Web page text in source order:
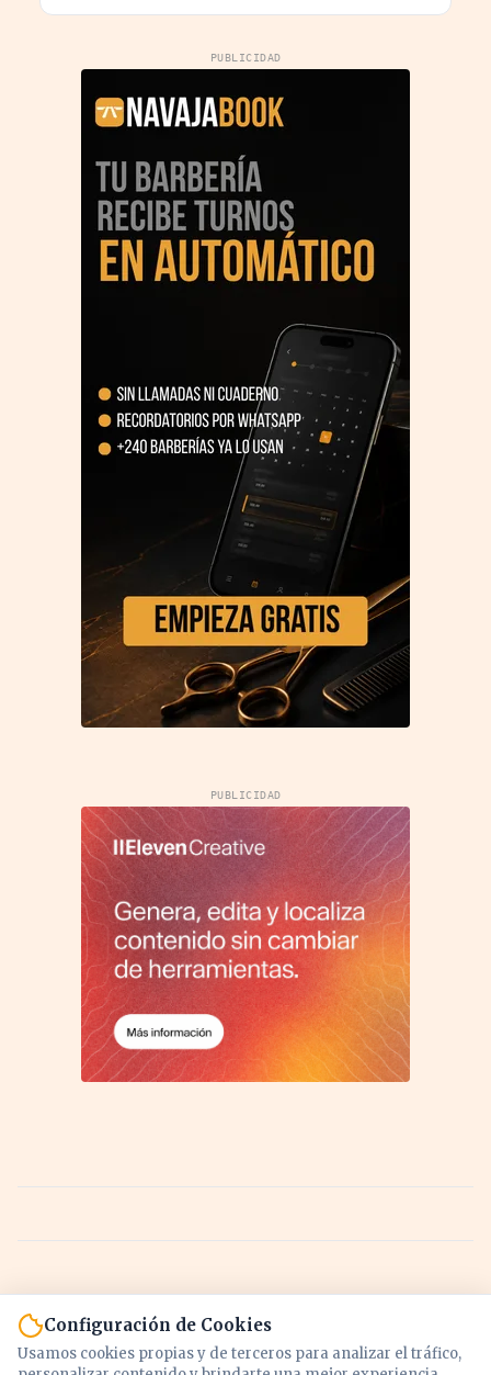
PUBLICIDAD
PUBLICIDAD
Configuración de Cookies
Usamos cookies propias y de terceros para analizar el tráfico,